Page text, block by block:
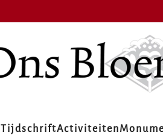
TijdschriftActiviteiten